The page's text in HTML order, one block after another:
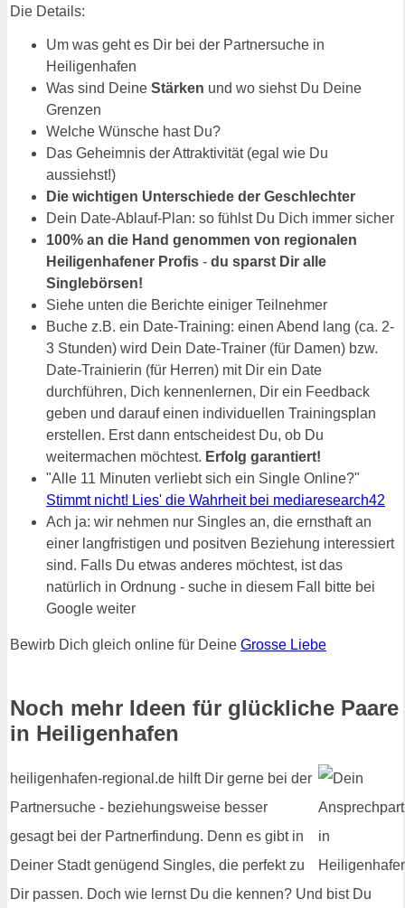
Die Details:
Um was geht es Dir bei der Partnersuche in
Heiligenhafen
Was sind Deine Stärken und wo siehst Du Deine
Grenzen
Welche Wünsche hast Du?
Das Geheimnis der Attraktivität (egal wie Du
aussiehst!)
Die wichtigen Unterschiede der Geschlechter
Dein Date-Ablauf-Plan: so fühlst Du Dich immer sicher
100% an die Hand genommen von regionalen
Heiligenhafener Profis - du sparst Dir alle
Singlebörsen!
Siehe unten die Berichte einiger Teilnehmer
Buche z.B. ein Date-Training: einen Abend lang (ca. 2-
3 Stunden) wird Dein Date-Trainer (für Damen) bzw.
Date-Trainierin (für Herren) mit Dir ein Date
durchführen, Dich kennenlernen, Dir ein Feedback
geben und darauf einen individuellen Trainingsplan
erstellen. Erst dann entscheidest Du, ob Du
weitermachen möchtest. Erfolg garantiert!
"Alle 11 Minuten verliebt sich ein Single Online?"
Stimmt nicht! Lies' die Wahrheit bei mediaresearch42
Ach ja: wir nehmen nur Singles an, die ernsthaft an
einer langfristigen und positven Beziehung interessiert
sind. Falls Du etwas anderes möchtest, ist das
natürlich in Ordnung - suche in diesem Fall bitte bei
Google weiter
Bewirb Dich gleich online für Deine Grosse Liebe
Noch mehr Ideen für glückliche Paare
in Heiligenhafen
heiligenhafen-regional.de hilft Dir gerne bei der
Partnersuche - beziehungsweise besser
gesagt bei der Partnerfindung. Denn es gibt in
Deiner Stadt genügend Singles, die perfekt zu
Dir passen. Doch wie lernst Du die kennen? Und bist Du